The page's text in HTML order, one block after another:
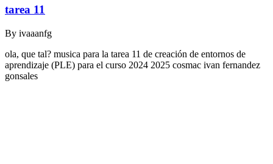
tarea 11
By ivaaanfg
ola, que tal? musica para la tarea 11 de creación de entornos de
aprendizaje (PLE) para el curso 2024 2025 cosmac ivan fernandez
gonsales